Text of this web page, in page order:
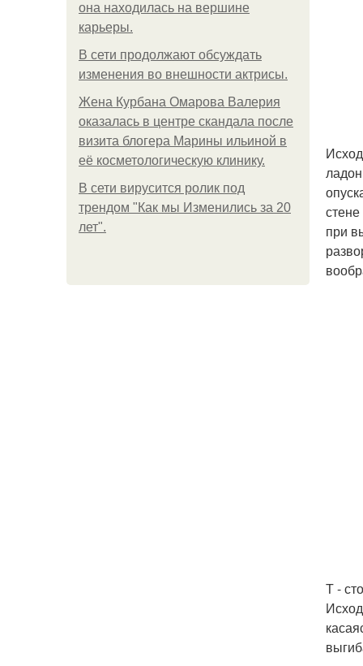
она находилась на вершине
карьеры.
В сети продолжают обсуждать
изменения во внешности актрисы.
Жена Курбана Омарова Валерия
оказалась в центре скандала после
визита блогера Марины ильиной в
её косметологическую клинику.
В сети вирусится ролик под
трендом "Как мы Изменились за 20
лет".
при
Т -